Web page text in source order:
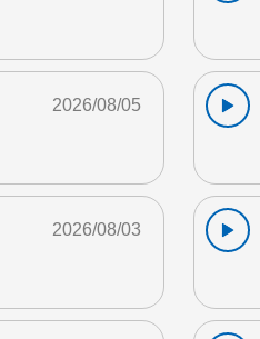
2026/08/05
2026/08/03